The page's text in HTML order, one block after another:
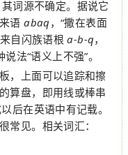
词源不确定。据说它
语abaq，“撒在表面
来自闪族语根a-b-q，
法“语义上不强”。
，上面可以追踪和擦
算盘，即用线或棒串
后在英语中有记载。
常见。相关词汇：